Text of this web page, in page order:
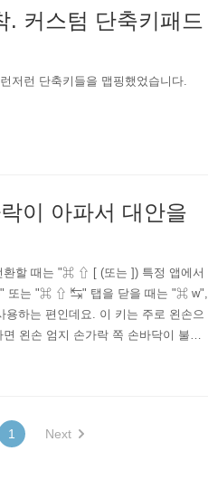
. 커스텀 단축키패드
저런 단축키들을 맵핑했었습니다.
이 아파서 대안을
환할 때는 "⌘ ⇧ [ (또는 ]) 특정 앱에서
또는 "⌘ ⇧ ↹" 탭을 닫을 때는 "⌘ w",
하는 편인데요. 이 키는 주로 왼손으
왼손 엄지 손가락 쪽 손바닥이 불편
등 여러 요인이 있었겠지만 아무튼
1 Next